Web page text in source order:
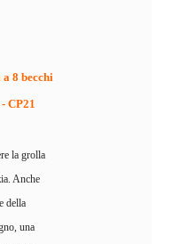
8 becchi
CP21
la grolla
Anche
della
una